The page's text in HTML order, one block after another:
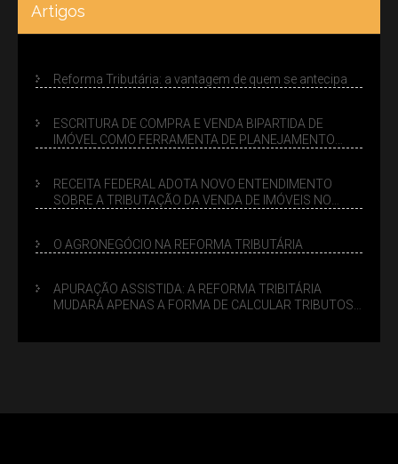
Artigos
Reforma Tributária: a vantagem de quem se antecipa
ESCRITURA DE COMPRA E VENDA BIPARTIDA DE
IMÓVEL COMO FERRAMENTA DE PLANEJAMENTO
RECEITA FEDERAL ADOTA NOVO ENTENDIMENTO
SOBRE A TRIBUTAÇÃO DA VENDA DE IMÓVEIS NO
O AGRONEGÓCIO NA REFORMA TRIBUTÁRIA
APURAÇÃO ASSISTIDA: A REFORMA TRIBITÁRIA
MUDARÁ APENAS A FORMA DE CALCULAR TRIBUTOS